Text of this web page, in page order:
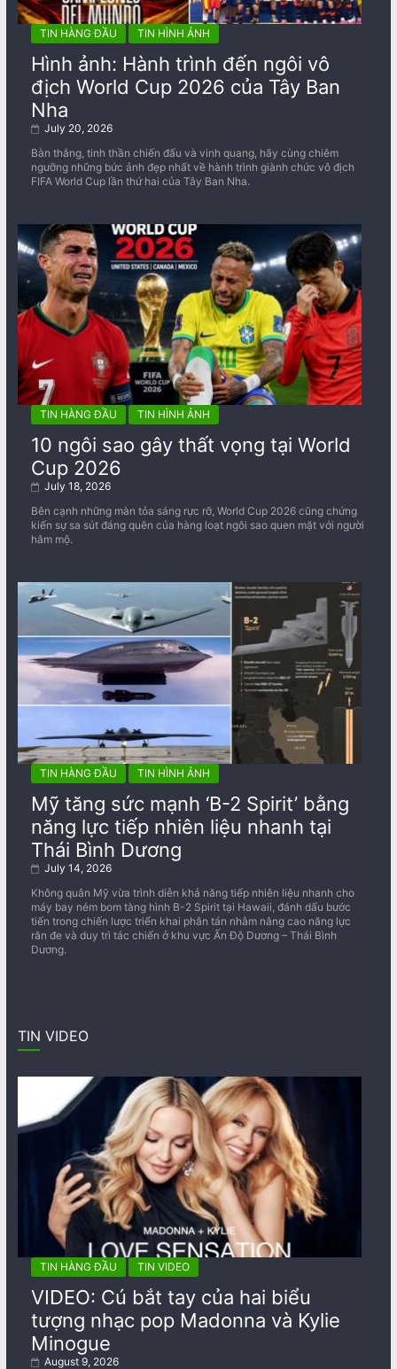
TIN HÀNG ĐẦU TIN HÌNH ẢNH
Hình ảnh: Hành trình đến ngôi vô
địch World Cup 2026 của Tây Ban
Nha
July 20, 2026
Bàn thắng, tinh thần chiến đấu và vinh quang, hãy cùng chiêm
ngưỡng những bức ảnh đẹp nhất về ​​hành trình giành chức vô địch
FIFA World Cup lần thứ hai của Tây Ban Nha.
TIN HÀNG ĐẦU TIN HÌNH ẢNH
10 ngôi sao gây thất vọng tại World
Cup 2026
July 18, 2026
Bên cạnh những màn tỏa sáng rực rỡ, World Cup 2026 cũng chứng
kiến sự sa sút đáng quên của hàng loạt ngôi sao quen mặt với người
hâm mộ.
TIN HÀNG ĐẦU TIN HÌNH ẢNH
Mỹ tăng sức mạnh ‘B-2 Spirit’ bằng
năng lực tiếp nhiên liệu nhanh tại
Thái Bình Dương
July 14, 2026
Không quân Mỹ vừa trình diễn khả năng tiếp nhiên liệu nhanh cho
máy bay ném bom tàng hình B-2 Spirit tại Hawaii, đánh dấu bước
tiến trong chiến lược triển khai phân tán nhằm nâng cao năng lực
răn đe và duy trì tác chiến ở khu vực Ấn Độ Dương – Thái Bình
Dương.
TIN VIDEO
TIN HÀNG ĐẦU TIN VIDEO
VIDEO: Cú bắt tay của hai biểu
tượng nhạc pop Madonna và Kylie
Minogue
August 9, 2026